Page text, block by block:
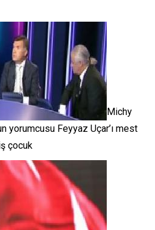
Michy
yorumcusu Feyyaz Uçar’ı mest
çocuk